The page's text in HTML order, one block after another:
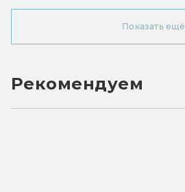
Показать ещё
Рекомендуем